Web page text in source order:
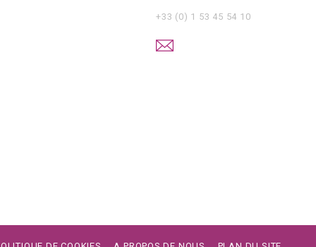
+33 (0) 1 53 45 54 10